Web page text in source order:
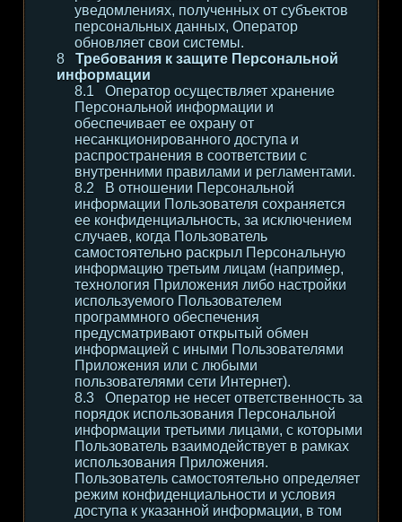
уведомлениях, полученных от субъектов
персональных данных, Оператор
обновляет свои системы.
Требования к защите Персональной
информации
Оператор осуществляет хранение
Персональной информации и
обеспечивает ее охрану от
несанкционированного доступа и
распространения в соответствии с
внутренними правилами и регламентами.
В отношении Персональной
информации Пользователя сохраняется
ее конфиденциальность, за исключением
случаев, когда Пользователь
самостоятельно раскрыл Персональную
информацию третьим лицам (например,
технология Приложения либо настройки
используемого Пользователем
программного обеспечения
предусматривают открытый обмен
информацией с иными Пользователями
Приложения или с любыми
пользователями сети Интернет).
Оператор не несет ответственность за
порядок использования Персональной
информации третьими лицами, с которыми
Пользователь взаимодействует в рамках
использования Приложения.
Пользователь самостоятельно определяет
режим конфиденциальности и условия
доступа к указанной информации, в том